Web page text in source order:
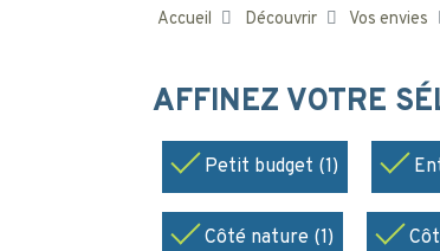
Accueil Découvrir Vos envies
AFFINEZ VOTRE
Petit budget (1)
Côté nature (1)